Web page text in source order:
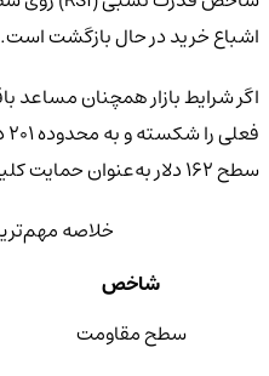
اشباع خرید در حال بازگشت است.
اگر شرایط بازار همچنان مساعد
سطح ۱۶۲ دلار به‌عنوان حمایت کلیدی باقی خواهد ماند.
خلاصه
شاخص
سطح مقاومت